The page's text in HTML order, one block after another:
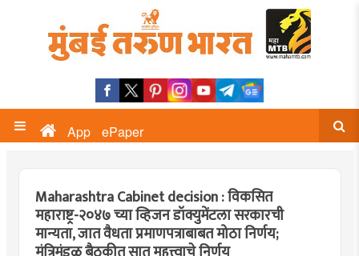
App ePaper
Maharashtra Cabinet decision : विकसित
महाराष्ट्र-२०४७ च्या व्हिजन डॉक्युमेंटला सरकारची
मान्यता, जात वैधता प्रमाणपत्राबाबत मोठा निर्णय;